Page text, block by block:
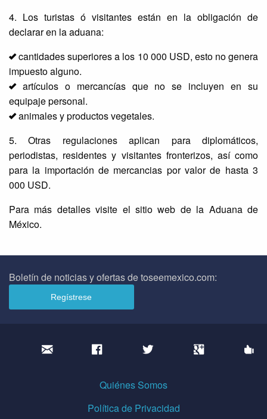
4. Los turistas ó visitantes están en la obligación de
declarar en la aduana:
cantidades superiores a los 10 000 USD, esto no genera
impuesto alguno.
artículos o mercancías que no se incluyen en su
equipaje personal.
animales y productos vegetales.
5. Otras regulaciones aplican para diplomáticos,
periodistas, residentes y visitantes fronterizos, así como
para la importación de mercancias por valor de hasta 3
000 USD.
Para más detalles visite el sitio web de la Aduana de
México.
Boletín de noticias y ofertas de toseemexico.com:
Quiénes Somos
Política de Privacidad